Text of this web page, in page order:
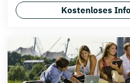
Kostenloses